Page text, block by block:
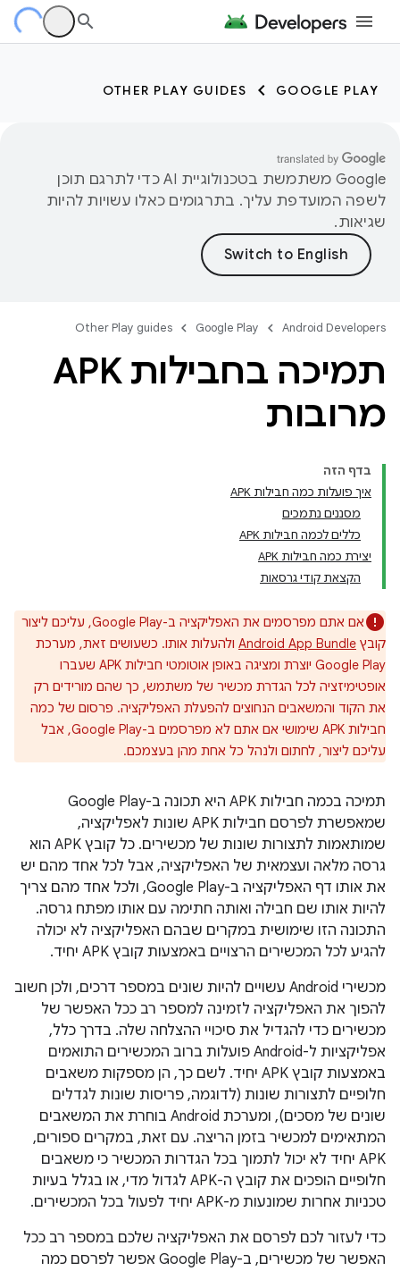
GOOGLE PLAY
OTHER PLAY GUIDES
‫Google משתמשת בטכנולוגיית AI כדי לתרגם תוכן
לשפה המועדפת עליך. בתרגומים כאלו עשויות להיות
שגיאות.
Android Developers
Google Play
Other Play guides
תמיכה בחבילות APK
מרובות
בדף הזה
איך פועלות כמה חבילות APK
מסננים נתמכים
כללים לכמה חבילות APK
יצירת כמה חבילות APK
הקצאת קודי גרסאות
אם אתם מפרסמים את האפליקציה ב-Google Play, עליכם ליצור
קובץ Android App Bundle ולהעלות אותו. כשעושים זאת, מערכת
Google Play יוצרת ומציגה באופן אוטומטי חבילות APK שעברו
אופטימיזציה לכל הגדרת מכשיר של משתמש, כך שהם מורידים רק
את הקוד והמשאבים הנחוצים להפעלת האפליקציה. פרסום של כמה
חבילות APK שימושי אם אתם לא מפרסמים ב-Google Play, אבל
עליכם ליצור, לחתום ולנהל כל אחת מהן בעצמכם.
תמיכה בכמה חבילות APK היא תכונה ב-Google Play
שמאפשרת לפרסם חבילות APK שונות לאפליקציה,
שמותאמות לתצורות שונות של מכשירים. כל קובץ APK הוא
גרסה מלאה ועצמאית של האפליקציה, אבל לכל אחד מהם יש
את אותו דף האפליקציה ב-Google Play, ולכל אחד מהם צריך
להיות אותו שם חבילה ואותה חתימה עם אותו מפתח גרסה.
התכונה הזו שימושית במקרים שבהם האפליקציה לא יכולה
להגיע לכל המכשירים הרצויים באמצעות קובץ APK יחיד.
מכשירי Android עשויים להיות שונים במספר דרכים, ולכן חשוב
להפוך את האפליקציה לזמינה למספר רב ככל האפשר של
מכשירים כדי להגדיל את סיכויי ההצלחה שלה. בדרך כלל,
אפליקציות ל-Android פועלות ברוב המכשירים התואמים
באמצעות קובץ APK יחיד. לשם כך, הן מספקות משאבים
חלופיים לתצורות שונות (לדוגמה, פריסות שונות לגדלים
שונים של מסכים), ומערכת Android בוחרת את המשאבים
המתאימים למכשיר בזמן הריצה. עם זאת, במקרים ספורים,
APK יחיד לא יכול לתמוך בכל הגדרות המכשיר כי משאבים
חלופיים הופכים את קובץ ה-APK לגדול מדי, או בגלל בעיות
טכניות אחרות שמונעות מ-APK יחיד לפעול בכל המכשירים.
כדי לעזור לכם לפרסם את האפליקציה שלכם במספר רב ככל
האפשר של מכשירים, ב-Google Play אפשר לפרסם כמה